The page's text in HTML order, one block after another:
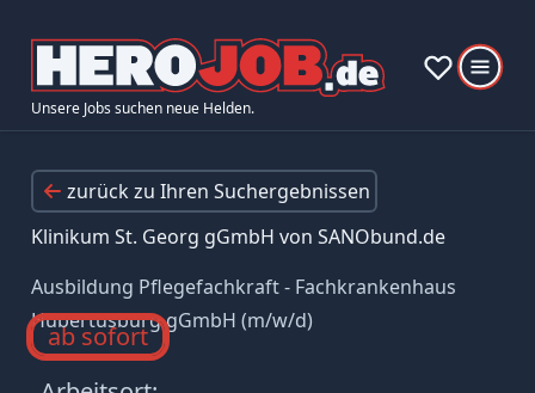
Unsere Jobs suchen neue Helden.
zurück zu Ihren Suchergebnissen
Klinikum St. Georg gGmbH von SANObund.de
Ausbildung Pflegefachkraft - Fachkrankenhaus
Hubertusburg gGmbH (m/w/d)
ab sofort